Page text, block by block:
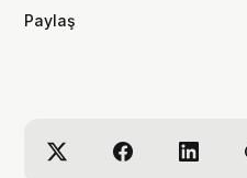
de bana eşlik etmek…
Paylaş